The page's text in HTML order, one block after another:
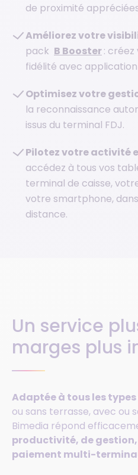
de proximité
Améliorez votre
pack B Booster:
fidélité avec
Optimisez votre
la reconnaissance
issus du terminal FDJ.
Pilotez votre activité
accédez à tous vos
terminal de caisse,
votre smartphone,
distance.
Un service
marges plus
Adaptée à tous les
ou sans terrasse, avec ou
Bimedia répond
productivité, de
paiement multi-